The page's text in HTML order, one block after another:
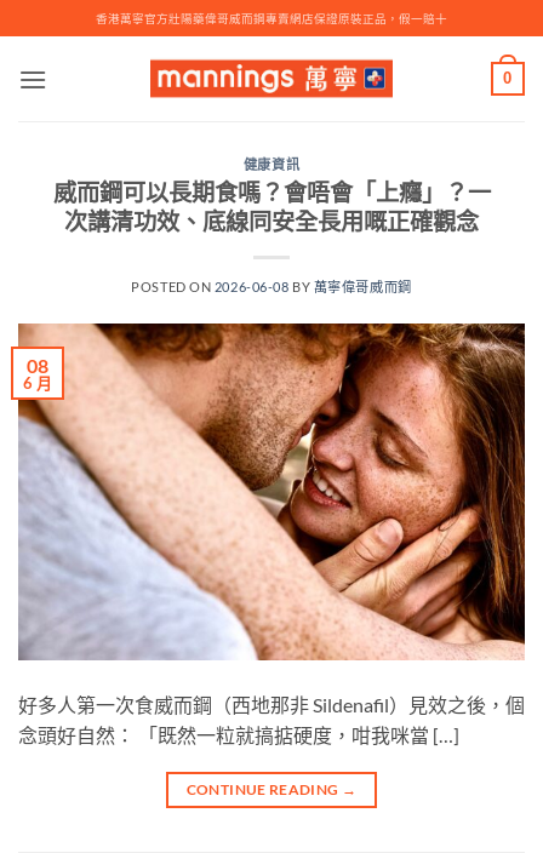
to
content
香港萬寧官方壯陽藥偉哥威而鋼專賣網店保證原裝正品，假一賠十
0
健康資訊
威而鋼可以長期食嗎？會唔會「上癮」？一
次講清功效、底線同安全長用嘅正確觀念
POSTED ON 2026-06-08 BY 萬寧偉哥威而鋼
08
6 月
好多人第一次食威而鋼（西地那非 Sildenafil）見效之後，個
念頭好自然： 「既然一粒就搞掂硬度，咁我咪當 […]
CONTINUE READING →